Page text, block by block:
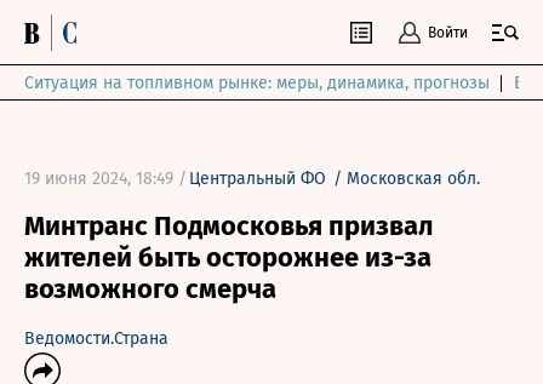
Войти
Ситуация на топливном рынке: меры, динамика, прогнозы
19 июня 2024, 18:49 / Центральный ФО / Московская обл.
Минтранс Подмосковья призвал
жителей быть осторожнее из-за
возможного смерча
Ведомости.Страна